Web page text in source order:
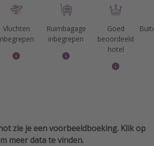
Vluchten
Ruimbagage
inbegrepen
Goed
beoordeeld
hotel
zie je een voorbeeldboeking. Klik op
meer data te vinden.